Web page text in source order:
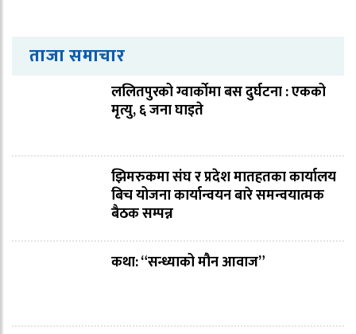
ताजा समाचार
ललितपुरको ग्वार्कोमा बस दुर्घटना : एकको
मृत्यु, ६ जना घाइते
झिमरुकमा संघ र प्रदेश मातहतका कार्यालय
बिच योजना कार्यान्वयन बारे समन्वयात्मक
बैठक सम्पन्न
कथा: “सन्ध्याको मौन आवाज”